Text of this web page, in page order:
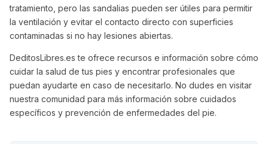
tratamiento, pero las sandalias pueden ser útiles para permitir
la ventilación y evitar el contacto directo con superficies
contaminadas si no hay lesiones abiertas.
DeditosLibres.es te ofrece recursos e información sobre cómo
cuidar la salud de tus pies y encontrar profesionales que
puedan ayudarte en caso de necesitarlo. No dudes en visitar
nuestra comunidad para más información sobre cuidados
específicos y prevención de enfermedades del pie.